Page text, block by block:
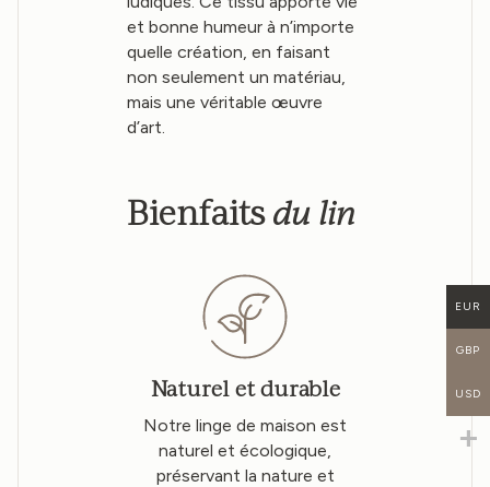
et bonne humeur à n’importe
quelle création, en faisant
non seulement un matériau,
mais une véritable œuvre
d’art.
Bienfaitsdu lin
Naturel et durable
Notre linge de maison est
naturel et écologique,
préservant la nature et
EUR
GBP
USD